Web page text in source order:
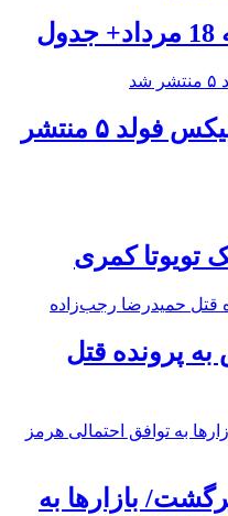
اولین تصاویر شیائومی میکس فولد ۵ منتشر
به پرونده قتل
برگشت/ بازارها به